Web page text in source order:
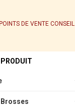
POINTS DE VENTE CONSEIL
PRODUIT
Brosses